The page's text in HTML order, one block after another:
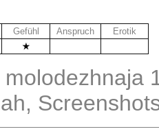
Gefühl Anspruch
Erotik